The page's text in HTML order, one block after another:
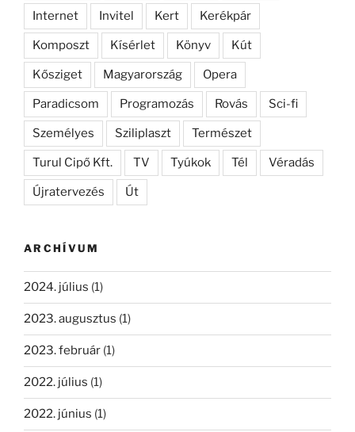
Internet Invitel Kert Kerékpár
Komposzt Kísérlet Könyv Kút
Kősziget Magyarország Opera
Paradicsom Programozás Rovás Sci-fi
Személyes Sziliplaszt Természet
Turul Cipő Kft. TV Tyúkok Tél Véradás
Újratervezés Út
ARCHÍVUM
2024. július (1)
2023. augusztus (1)
2023. február (1)
2022. július (1)
2022. június (1)